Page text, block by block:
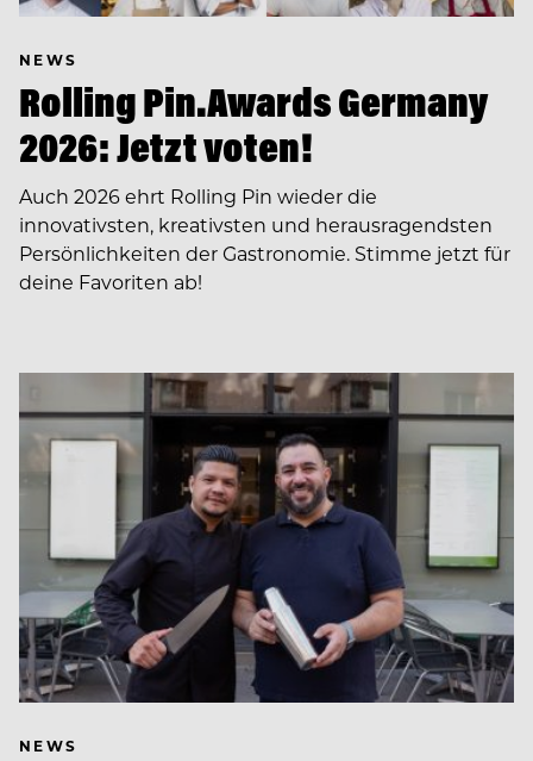
NEWS
Rolling Pin.Awards Germany
2026: Jetzt voten!
Auch 2026 ehrt Rolling Pin wieder die
innovativsten, kreativsten und herausragendsten
Persönlichkeiten der Gastronomie. Stimme jetzt für
deine Favoriten ab!
NEWS